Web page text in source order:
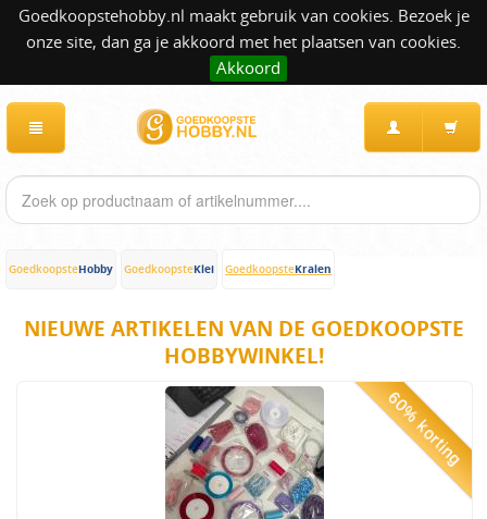
Goedkoopstehobby.nl maakt gebruik van cookies. Bezoek je
onze site, dan ga je akkoord met het plaatsen van cookies.
Akkoord
GoedkoopsteHobby GoedkoopsteKlei GoedkoopsteKralen
NIEUWE ARTIKELEN VAN DE GOEDKOOPSTE
HOBBYWINKEL!
60% korting